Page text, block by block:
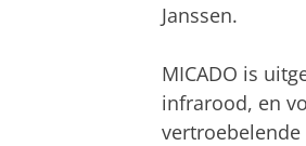
Janssen.
MICADO is
infrarood, en
vertroebelende